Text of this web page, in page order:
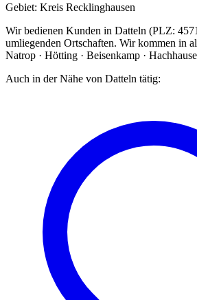
Gebiet: Kreis Recklinghausen
Wir bedienen Kunden in Datteln (PLZ:
umliegenden Ortschaften. Wir kommen in
Natrop · Hötting · Beisenkamp ·
Auch in der Nähe von Datteln tätig: